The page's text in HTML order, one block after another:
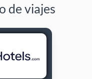
de viajes